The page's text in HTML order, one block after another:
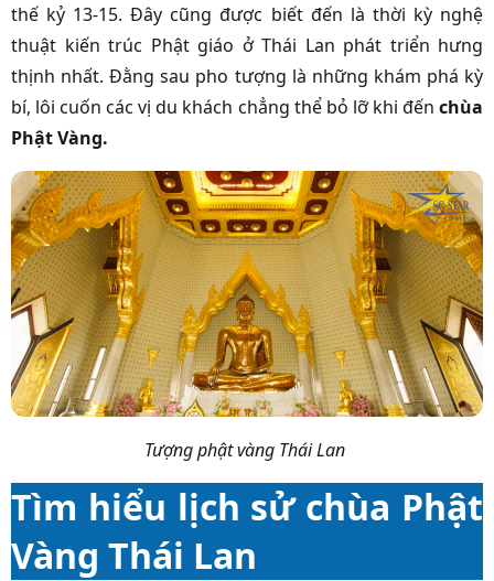
thế kỷ 13-15. Đây cũng được biết đến là thời kỳ nghệ
thuật kiến trúc Phật giáo ở Thái Lan phát triển hưng
thịnh nhất. Đằng sau pho tượng là những khám phá kỳ
bí, lôi cuốn các vị du khách chẳng thể bỏ lỡ khi đến chùa
Phật Vàng.
Tượng phật vàng Thái Lan
Tìm hiểu lịch sử chùa Phật
Vàng Thái Lan